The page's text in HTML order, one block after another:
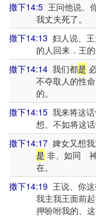
撒下14:5 王问他说、
我丈夫死了。
撒下14:13 妇人说、
的人回来．王
撒下14:14 我们都是
不夺取人的性
的。
撒下14:15 我来将这话
想、不如将这
撒下14:17 婢女又想
是 非、如同
在。
撒下14:19 王说、你
我主我王面前
押吩咐我的、